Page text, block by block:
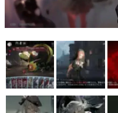
マンガ
女性向け
アプリレビュー
その他
電ファミニコゲーマーとは？